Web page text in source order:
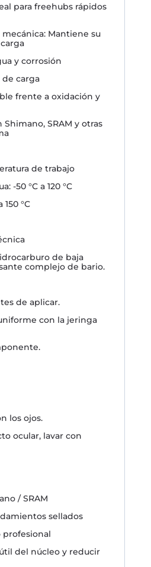
para freehubs rápidos
Mantiene su
y corrosión
de carga
frente a oxidación y
SRAM y otras
de trabajo
-50 °C a 120 °C
°C
de baja
complejo de bario.
de aplicar.
con la jeringa
los ojos.
ocular, lavar con
/ SRAM
sellados
del núcleo y reducir